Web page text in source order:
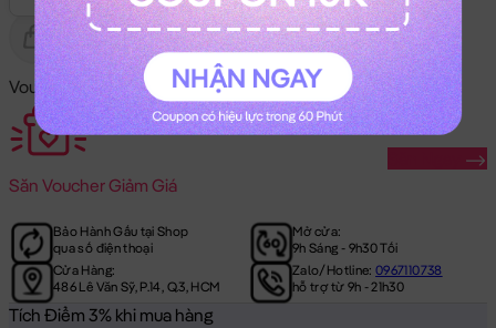
Gửi Tặng Hết Hàng
Voucher Mã Khuyến Mãi:
Săn Voucher Giảm Giá
Bảo Hành Gấu tại Shop
qua số điện thoại
Mở cửa:
9h Sáng - 9h30 Tối
Cửa Hàng:
486 Lê Văn Sỹ, P.14, Q.3, HCM
Zalo/Hotline:0967110738
hỗ trợ từ 9h - 21h30
Tích Điểm 3% khi mua hàng